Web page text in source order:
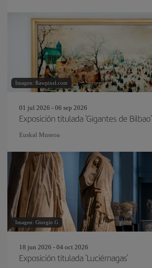
Imagen: Rawpixel.com
01 jul 2026 - 06 sep 2026
Exposición titulada 'Gigantes de Bilbao'
Euskal Museoa
Imagen: Giorgio G
18 jun 2026 - 04 oct 2026
Exposición titulada 'Luciérnagas'